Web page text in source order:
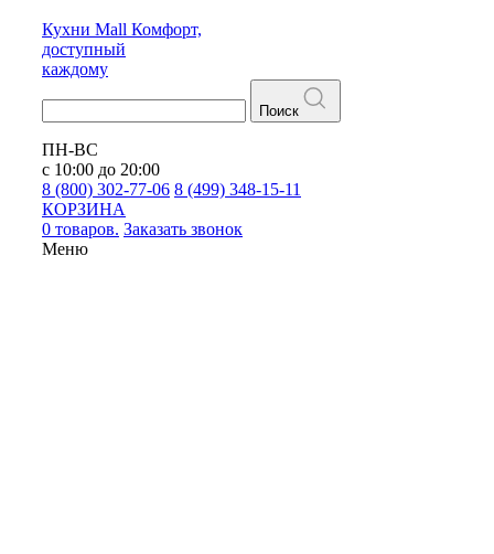
Кухни Mall Комфорт,
доступный
каждому
Поиск
ПН-ВС
с 10:00 до 20:00
8 (800) 302-77-06 8 (499) 348-15-11
КОРЗИНА
0 товаров. Заказать звонок
Меню